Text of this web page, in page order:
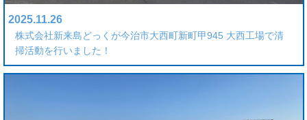
2025.11.26
株式会社新来島どっくが今治市大西町新町甲945 大西工場で清
掃活動を行いました！